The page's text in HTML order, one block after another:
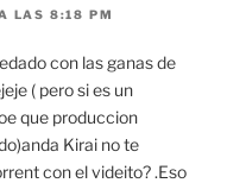
LAS 8:18 PM
con las ganas de
( pero si es un
que produccion
Kirai no te
con el videito? .Eso